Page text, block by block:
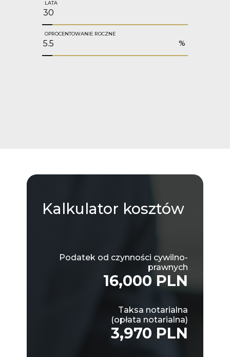
LATA
OPROCENTOWANIE ROCZNE
%
Kalkulator kosztów
Podatek od czynności cywilno-
prawnych
16,000 PLN
Taksa notarialna
(opłata notarialna)
3,970 PLN